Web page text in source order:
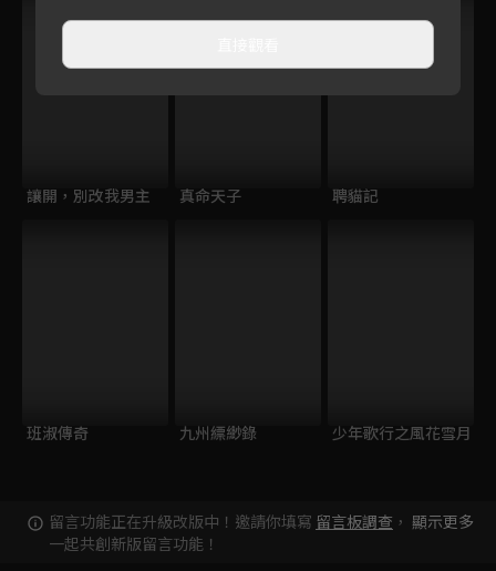
讓開，別改我男主 真命天子 聘貓記
班淑傳奇 九州縹緲錄 少年歌行之風花雪月
留言功能正在升級改版中！邀請你填寫 留言板調查 ，
一起共創新版留言功能！
顯示更多